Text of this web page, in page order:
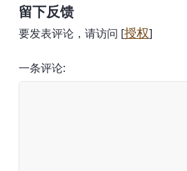
留下反馈
要发表评论，请访问 [授权]
一条评论: